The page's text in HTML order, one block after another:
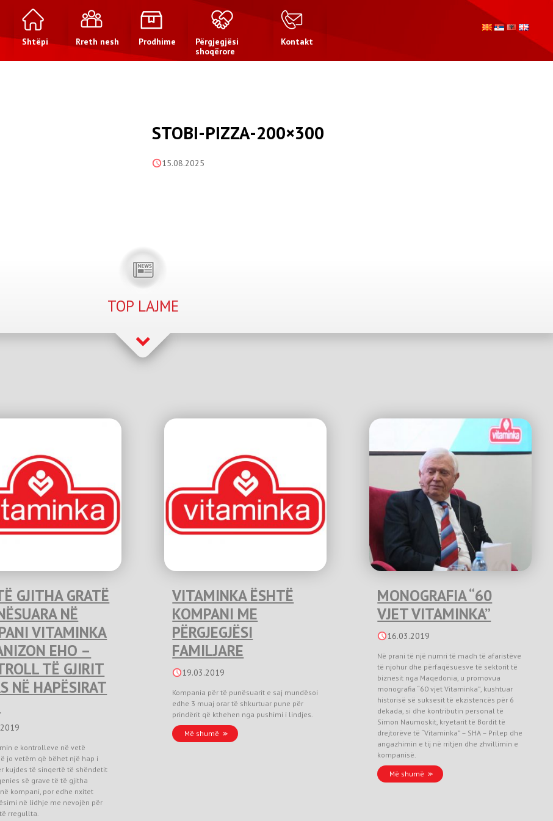
Shtëpi Rreth nesh Prodhime
Përgjegjësi
shoqërore
Kontakt
STOBI-PIZZA-200×300
15.08.2025
TOP LAJME
GJITHA GRATË
NË
VITAMINKA
EHO –
TË GJIRIT
NË HAPËSIRAT
e kontrolleve në vetë
jo vetëm që bëhet një hap i
kujdes të sinqertë të shëndetit
së grave të të gjitha
kompani, por edhe nxitet
në lidhje me nevojën për
rregullta.
VITAMINKA ËSHTË
KOMPANI ME
PËRGJEGJËSI
FAMILJARE
19.03.2019
Kompania për të punësuarit e saj mundësoi
edhe 3 muaj orar të shkurtuar pune për
prindërit që kthehen nga pushimi i lindjes.
Më shumë
MONOGRAFIA “60
VJET VITAMINKA”
16.03.2019
Në prani të një numri të madh të afaristëve
të njohur dhe përfaqësuesve të sektorit të
biznesit nga Maqedonia, u promovua
monografia “60 vjet Vitaminka”, kushtuar
historisë së suksesit të ekzistencës për 6
dekada, si dhe kontributin personal të
Simon Naumoskit, kryetarit të Bordit të
drejtorëve të “Vitaminka” – SHA – Prilep dhe
angazhimin e tij në rritjen dhe zhvillimin e
kompanisë.
Më shumë